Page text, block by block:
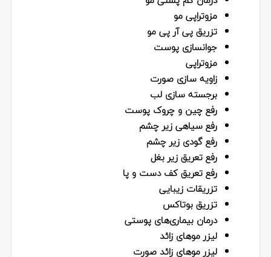
مزوتراپی مو
تزریق پی آر پی مو
جوانسازی پوست
مزوتراپی
زاویه‌ سازی صورت
برجسته‌ سازی لب
رفع چین و چروک پوست
رفع سیاهی زیر چشم
رفع گودی زیر چشم
رفع تعریق زیر بغل
رفع تعریق کف دست و پا
تزریقات زیبایی
تزریق بوتاکس
درمان بیماری‌های پوستی
لیزر موهای زائد
لیزر موهای زائد صورت